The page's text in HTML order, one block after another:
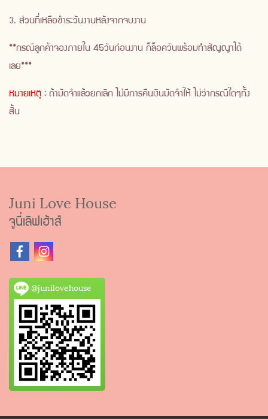
3. ส่วนที่เหลือชำระวันงานหลังจากจบงาน
**กรณีลูกค้าจองภายใน 45วันก่อนงาน ก็ล็อควันพร้อมทำสัญญาได้
เลย***
หมายเหตุ : ถ้ามัดจำแล้วยกเลิก ไม่มีการคืนเงินมัดจำให้ ไม่ว่ากรณีใดๆทั้ง
สิ้น
Juni Love House
จูนี่เลิฟเฮ้าส์
@junilovehouse